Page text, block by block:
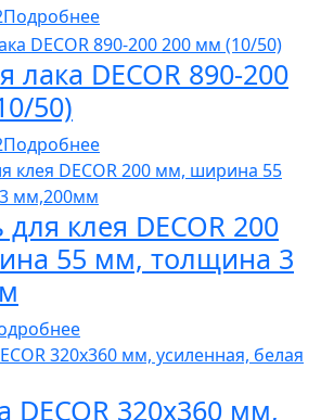
Подробнее
лака DЕCOR 890-200
50)
Подробнее
клея DECOR 200
55 мм, толщина 3
DECOR 320х360 мм,